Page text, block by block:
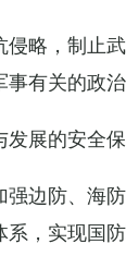
略，制止
有关的政
展的安全保
边防、海
，实现国防